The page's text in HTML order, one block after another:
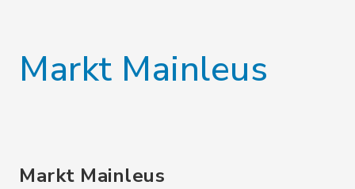
Markt Mainleus
Markt Mainleus